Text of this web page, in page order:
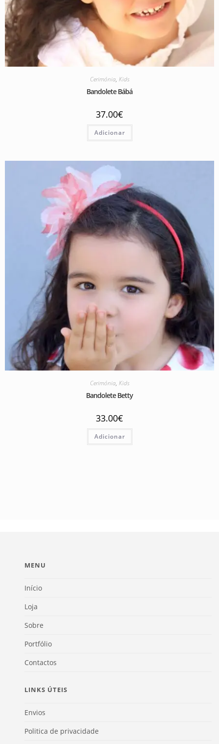
Cerimónia, Kids
Bandolete Bábá
37.00€
Adicionar
Cerimónia, Kids
Bandolete Betty
33.00€
Adicionar
MENU
Início
Loja
Sobre
Portfólio
Contactos
LINKS ÚTEIS
Envios
Politica de privacidade